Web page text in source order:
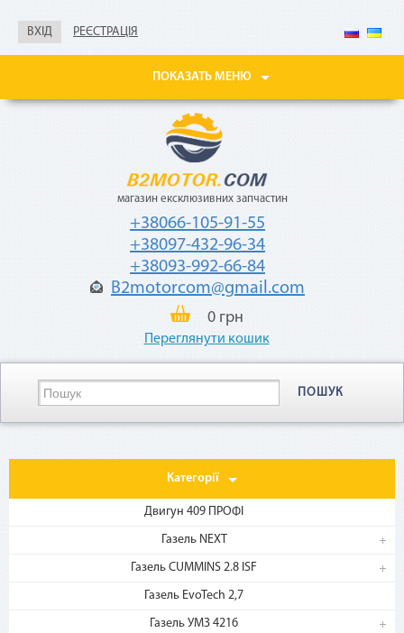
ВХІД РЕЄСТРАЦІЯ
ПОКАЗАТЬ МЕНЮ
магазин ексклюзивних запчастин
+38066-105-91-55
+38097-432-96-34
+38093-992-66-84
B2motorcom@gmail.com
0 грн
Переглянути кошик
ПОШУК
Категорії
Двигун 409 ПРОФІ
Газель NEXT
Газель CUMMINS 2.8 ISF
Газель EvoTech 2,7
Газель УМЗ 4216
справка о доходах
«Мгновенная рассрочка»
с небольшой
товара.
Как воспользоваться
1. Выберите товар